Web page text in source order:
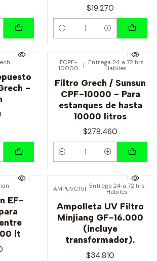
$19.270
Cantidad
-
FCPF-
10000 | Entrega 24 a 72 hrs
Habiles
Filtro Grech / Sunsun
CPF-10000 - Para
estanques de hasta
10000 litros
$278.460
Cantidad
EF-
lt
AMPUVC15| Entrega 24 a 72 hrs
Habiles
Ampolleta UV Filtro
Minjiang GF-16.000
(incluye
transformador).
$34.810